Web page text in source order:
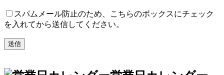
スパムメール防止のため、こちらのボックスにチェック
を入れてから送信してください。